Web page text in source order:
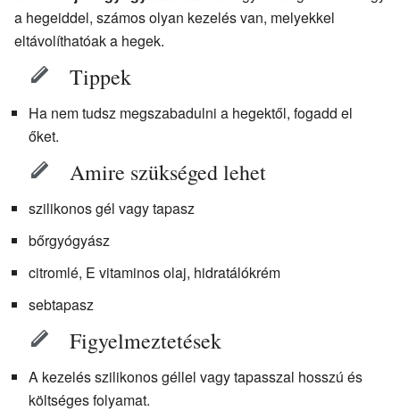
a hegeiddel, számos olyan kezelés van, melyekkel
eltávolíthatóak a hegek.
Tippek
Ha nem tudsz megszabadulni a hegektől, fogadd el
őket.
Amire szükséged lehet
szilikonos gél vagy tapasz
bőrgyógyász
citromlé, E vitaminos olaj, hidratálókrém
sebtapasz
Figyelmeztetések
A kezelés szilikonos géllel vagy tapasszal hosszú és
költséges folyamat.